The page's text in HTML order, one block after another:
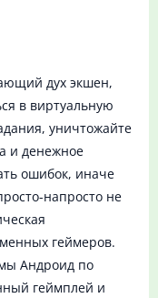
дух экшен,
в виртуальную
уничтожайте
и денежное
ошибок, иначе
напросто не
геймеров.
Андроид по
геймплей и